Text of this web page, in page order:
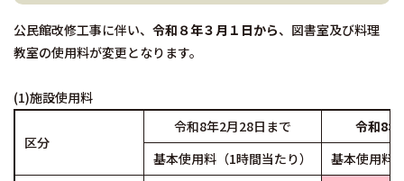
公民館改修工事に伴い、 令和８年３月１日から、図書室及び料理
教室の使用料が変更となります。
(1)施設使用料
区分
令和8年2月28日まで
令和8
基本使用料（1時間当たり）
基本使用料